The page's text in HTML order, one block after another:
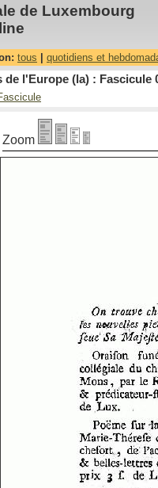
de Luxembourg
tous quotidiens et
l'Europe (la) : Fascicule
Zoom